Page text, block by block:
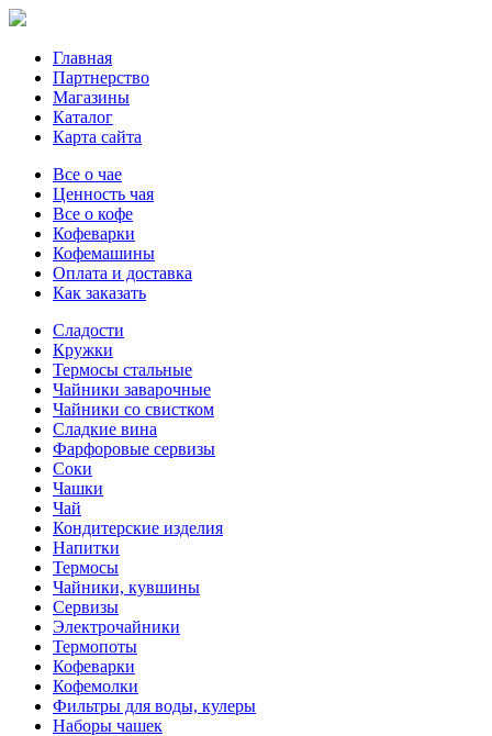
Главная
Партнерство
Магазины
Каталог
Карта сайта
Все о чае
Ценность чая
Все о кофе
Кофеварки
Кофемашины
Оплата и доставка
Как заказать
Сладости
Кружки
Термосы стальные
Чайники заварочные
Чайники со свистком
Сладкие вина
Фарфоровые сервизы
Соки
Чашки
Чай
Кондитерские изделия
Напитки
Термосы
Чайники, кувшины
Сервизы
Электрочайники
Термопоты
Кофеварки
Кофемолки
Фильтры для воды, кулеры
Наборы чашек